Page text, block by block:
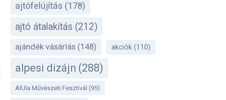
ajtófelújítás (178)
ajtó átalakítás (212)
ajándék vásárlás(148) akciók(110)
alpesi dizájn (288)
AlUla Művészeti Fesztivál (95)